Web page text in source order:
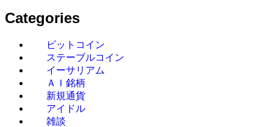
Categories
ビットコイン
ステーブルコイン
イーサリアム
ＡＩ銘柄
新規通貨
アイドル
雑談